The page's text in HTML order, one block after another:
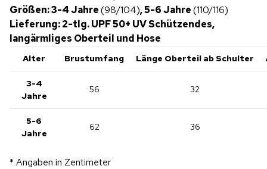
Größen: 3-4 Jahre(98/104), 5-6 Jahre(110/116)
Lieferung: 2-tlg. UPF 50+ UV Schützendes,
langärmliges Oberteil und Hose
Alter Brustumfang Länge Oberteil ab Schulter
3-4
Jahre
56 32
5-6
Jahre
62 36
* Angaben in Zentimeter